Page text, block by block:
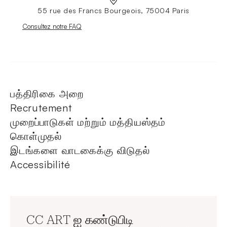
55 rue des Francs Bourgeois, 75004 Paris
Nouvelle fenêtre
Consultez notre FAQ
பத்திரிகை அறை
Recrutement
முறைப்பாடுகள் மற்றும் மத்தியஸ்தம்
கொள்முதல்
இடங்களை வாடகைக்கு விடுதல்
Accessibilité
CC ART ஐ கண்டுபிடி